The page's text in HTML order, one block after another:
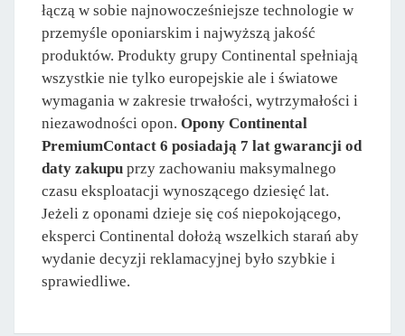
łączą w sobie najnowocześniejsze technologie w
przemyśle oponiarskim i najwyższą jakość
produktów. Produkty grupy Continental spełniają
wszystkie nie tylko europejskie ale i światowe
wymagania w zakresie trwałości, wytrzymałości i
niezawodności opon. Opony Continental
PremiumContact 6 posiadają 7 lat gwarancji od
daty zakupu przy zachowaniu maksymalnego
czasu eksploatacji wynoszącego dziesięć lat.
Jeżeli z oponami dzieje się coś niepokojącego,
eksperci Continental dołożą wszelkich starań aby
wydanie decyzji reklamacyjnej było szybkie i
sprawiedliwe.